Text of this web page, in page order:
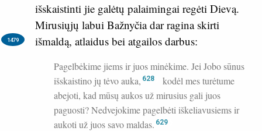
išskaistinti jie galėtų palaimingai regėti Dievą.
Mirusiųjų labui Bažnyčia dar ragina skirti
išmaldą, atlaidus bei atgailos darbus:
1479
Pagelbėkime jiems ir juos minėkime. Jei Jobo sūnus
išskaistino jų tėvo auka, 628
kodėl mes turėtume
abejoti, kad mūsų aukos už mirusius gali juos
paguosti? Nedvejokime pagelbėti iškeliavusiems ir
aukoti už juos savo maldas. 629